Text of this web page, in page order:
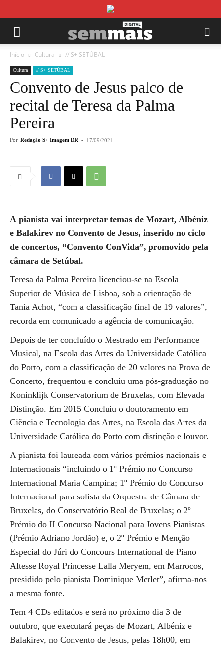
Início Cultura // S+ SETÚBAL
Cultura // S+ SETÚBAL
Convento de Jesus palco de
recital de Teresa da Palma
Pereira
Por Redação S+ Imagem DR - 17/09/2021
A pianista vai interpretar temas de Mozart, Albéniz
e Balakirev no Convento de Jesus, inserido no ciclo
de concertos, “Convento ConVida”, promovido pela
câmara de Setúbal.
Teresa da Palma Pereira licenciou-se na Escola
Superior de Música de Lisboa, sob a orientação de
Tania Achot, “com a classificação final de 19 valores”,
recorda em comunicado a agência de comunicação.
Depois de ter concluído o Mestrado em Performance
Musical, na Escola das Artes da Universidade Católica
do Porto, com a classificação de 20 valores na Prova de
Concerto, frequentou e concluiu uma pós-graduação no
Koninklijk Conservatorium de Bruxelas, com Elevada
Distinção. Em 2015 Concluiu o doutoramento em
Ciência e Tecnologia das Artes, na Escola das Artes da
Universidade Católica do Porto com distinção e louvor.
A pianista foi laureada com vários prémios nacionais e
Internacionais “incluindo o 1º Prémio no Concurso
Internacional Maria Campina; 1º Prémio do Concurso
Internacional para solista da Orquestra de Câmara de
Bruxelas, do Conservatório Real de Bruxelas; o 2º
Prémio do II Concurso Nacional para Jovens Pianistas
(Prémio Adriano Jordão) e, o 2º Prémio e Menção
Especial do Júri do Concours International de Piano
Altesse Royal Princesse Lalla Meryem, em Marrocos,
presidido pelo pianista Dominique Merlet”, afirma-nos
a mesma fonte.
Tem 4 CDs editados e será no próximo dia 3 de
outubro, que executará peças de Mozart, Albéniz e
Balakirev, no Convento de Jesus, pelas 18h00, em